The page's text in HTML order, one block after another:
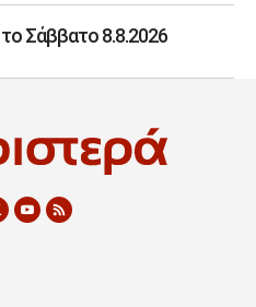
Σάββατο 8.8.2026